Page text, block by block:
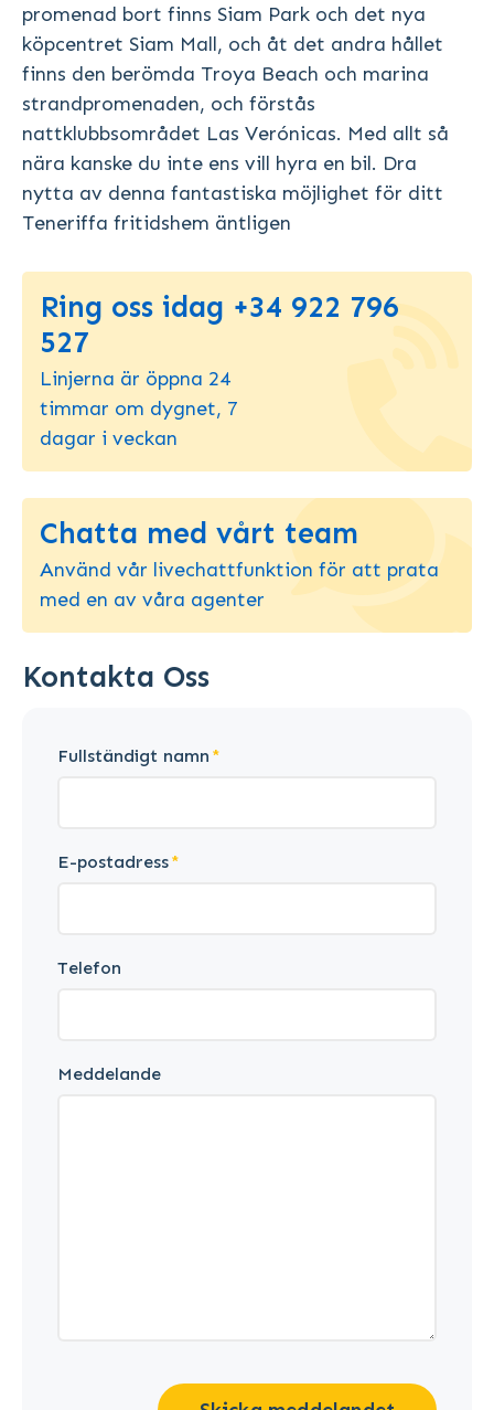
promenad bort finns Siam Park och det nya
köpcentret Siam Mall, och åt det andra hållet
finns den berömda Troya Beach och marina
strandpromenaden, och förstås
nattklubbsområdet Las Verónicas. Med allt så
nära kanske du inte ens vill hyra en bil. Dra
nytta av denna fantastiska möjlighet för ditt
Teneriffa fritidshem äntligen
Ring oss idag +34 922 796
527
Linjerna är öppna 24
timmar om dygnet, 7
dagar i veckan
Chatta med vårt team
Använd vår livechattfunktion för att prata
med en av våra agenter
Kontakta Oss
Fullständigt namn
E-postadress
Telefon
Meddelande